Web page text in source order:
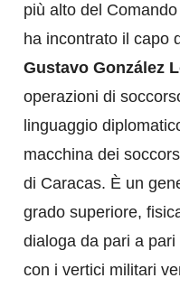
più alto del
ha incontrato il capo
Gustavo González
operazioni di
linguaggio
macchina dei
di Caracas. È un
grado superiore,
dialoga da pari a
con i vertici militari